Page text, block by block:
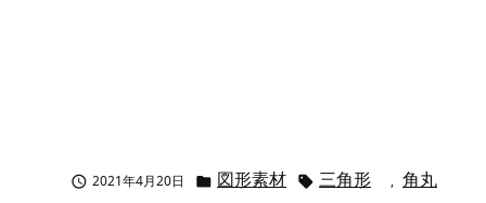
 2021年4月20日  図形素材  三角形 , 角丸